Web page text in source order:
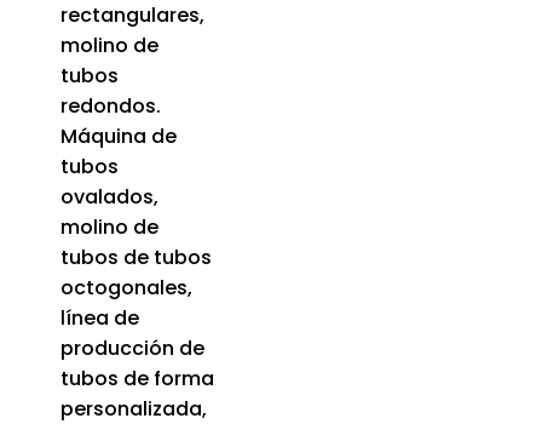
rectangulares,
molino de
tubos
redondos.
Máquina de
tubos
ovalados,
molino de
tubos de tubos
octogonales,
línea de
producción de
tubos de forma
personalizada,